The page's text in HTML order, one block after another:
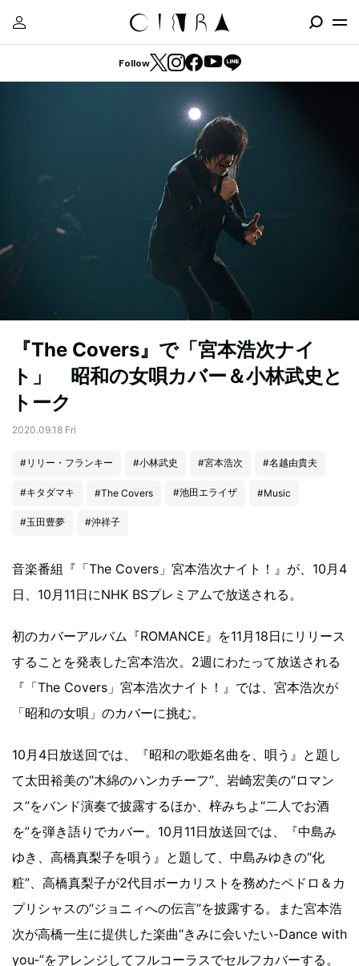
Follow
『The Covers』で「宮本浩次ナイ
ト」 昭和の女唄カバー＆小林武史と
トーク
2020.09.18 Fri
#リリー・フランキー #小林武史 #宮本浩次 #名越由貴夫
#キタダマキ #The Covers #池田エライザ #Music
#玉田豊夢 #沖祥子
音楽番組『「The Covers」宮本浩次ナイト！』が、10月4
日、10月11日にNHK BSプレミアムで放送される。
初のカバーアルバム『ROMANCE』を11月18日にリリース
することを発表した宮本浩次。2週にわたって放送される
『「The Covers」宮本浩次ナイト！』では、宮本浩次が
「昭和の女唄」のカバーに挑む。
10月4日放送回では、『昭和の歌姫名曲を、唄う』と題し
て太田裕美の“木綿のハンカチーフ”、岩崎宏美の“ロマン
ス”をバンド演奏で披露するほか、梓みちよ“二人でお酒
を”を弾き語りでカバー。10月11日放送回では、『中島み
ゆき、高橋真梨子を唄う』と題して、中島みゆきの“化
粧”、高橋真梨子が2代目ボーカリストを務めたペドロ＆カ
プリシャスの“ジョニィへの伝言”を披露する。また宮本浩
次が高橋一生に提供した楽曲“きみに会いたい-Dance with
you‐”をアレンジしてフルコーラスでセルフカバーする。